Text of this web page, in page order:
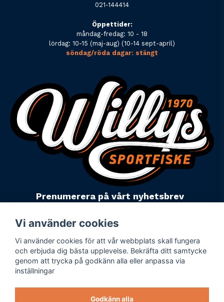
021-144414
Öppettider:
måndag-fredag: 10 - 18
lördag: 10-15 (maj-aug) (10-14 sept-april)
söndag/röda dagar: stängt
Prenumerera på vårt nyhetsbrev
Powered by Nyehandel AB
Företagsuppgifter
Vi använder cookies
Vi använder cookies för att vår webbplats skall fungera
och erbjuda dig bästa upplevelse. Bekräfta ditt samtycke
genom att trycka på godkänn alla eller anpassa via
inställningar
Godkänn alla